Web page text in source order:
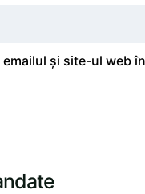
emailul și site-ul web